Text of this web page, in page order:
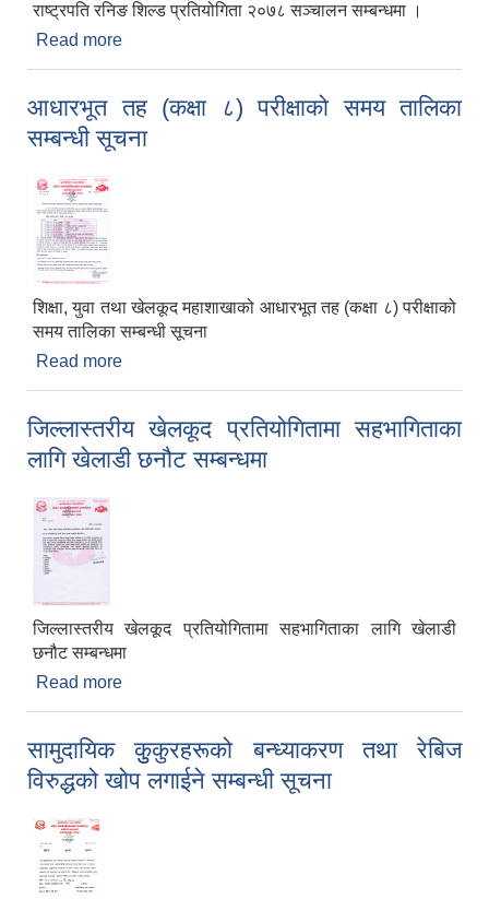
राष्ट्रपति रनिङ शिल्ड प्रतियोगिता २०७८ सञ्चालन सम्बन्धमा ।
Read more
आधारभूत तह (कक्षा ८) परीक्षाको समय तालिका
सम्बन्धी सूचना
शिक्षा, युवा तथा खेलकूद महाशाखाको आधारभूत तह (कक्षा ८) परीक्षाको
समय तालिका सम्बन्धी सूचना
Read more
जिल्लास्तरीय खेलकूद प्रतियोगितामा सहभागिताका
लागि खेलाडी छनौट सम्बन्धमा
जिल्लास्तरीय खेलकूद प्रतियोगितामा सहभागिताका लागि खेलाडी
छनौट सम्बन्धमा
Read more
सामुदायिक कुुकुरहरूको बन्ध्याकरण तथा रेबिज
विरुद्धको खोप लगाईने सम्बन्धी सूचना